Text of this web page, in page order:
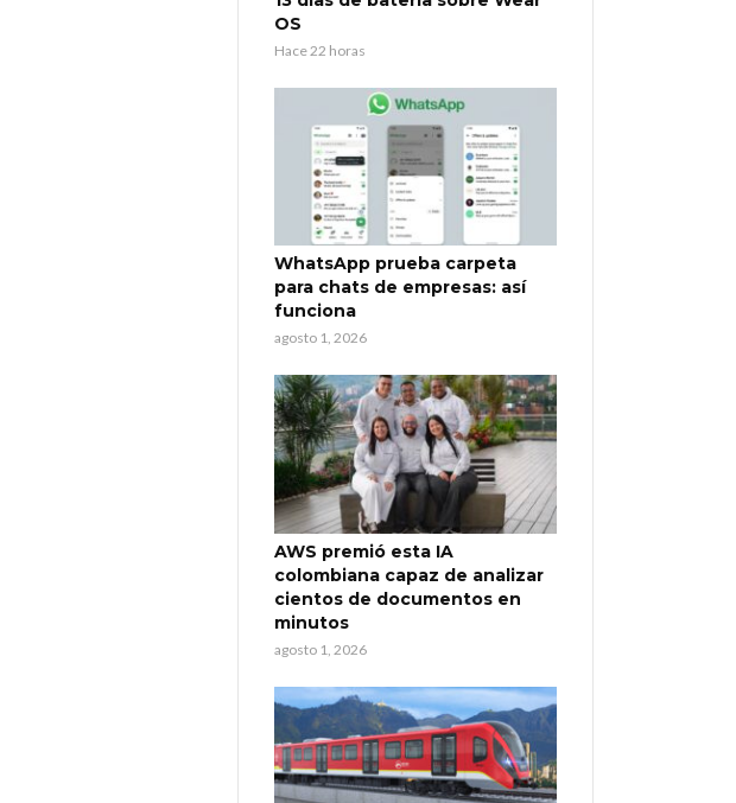
OS
Hace 22 horas
WhatsApp prueba carpeta
para chats de empresas: así
funciona
agosto 1, 2026
AWS premió esta IA
colombiana capaz de analizar
cientos de documentos en
minutos
agosto 1, 2026